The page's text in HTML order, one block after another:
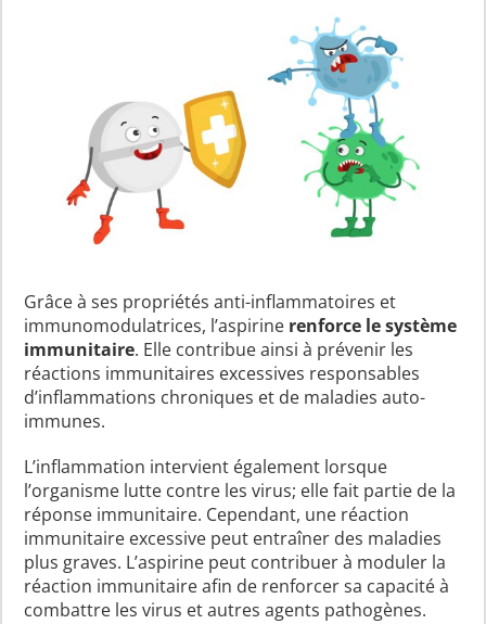
Grâce à ses propriétés anti-inflammatoires et
immunomodulatrices, l’aspirine renforce le système
immunitaire. Elle contribue ainsi à prévenir les
réactions immunitaires excessives responsables
d’inflammations chroniques et de maladies auto-
immunes.
L’inflammation intervient également lorsque
l’organisme lutte contre les virus; elle fait partie de la
réponse immunitaire. Cependant, une réaction
immunitaire excessive peut entraîner des maladies
plus graves. L’aspirine peut contribuer à moduler la
réaction immunitaire afin de renforcer sa capacité à
combattre les virus et autres agents pathogènes.